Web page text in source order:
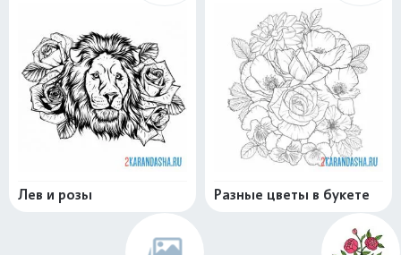
Лев и розы Разные цветы в букете